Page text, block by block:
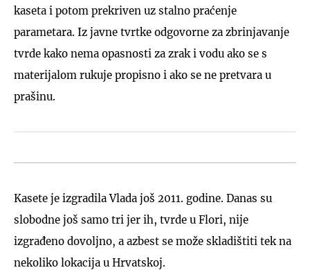
kaseta i potom prekriven uz stalno praćenje
parametara. Iz javne tvrtke odgovorne za zbrinjavanje
tvrde kako nema opasnosti za zrak i vodu ako se s
materijalom rukuje propisno i ako se ne pretvara u
prašinu.
Kasete je izgradila Vlada još 2011. godine. Danas su
slobodne još samo tri jer ih, tvrde u Flori, nije
izgrađeno dovoljno, a azbest se može skladištiti tek na
nekoliko lokacija u Hrvatskoj.